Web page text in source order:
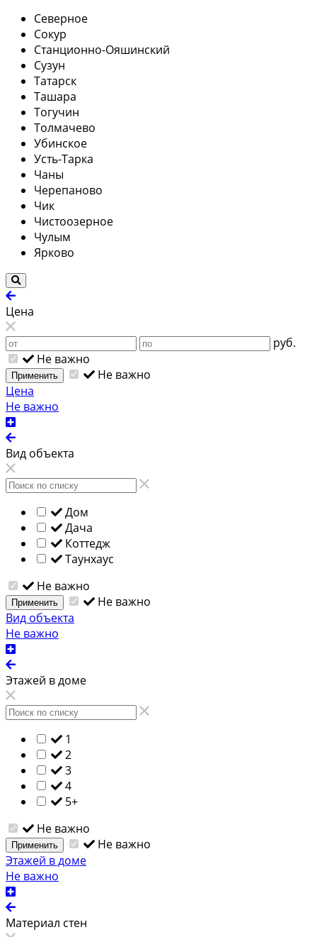
Северное
Сокур
Станционно-Ояшинский
Сузун
Татарск
Ташара
Тогучин
Толмачево
Убинское
Усть-Тарка
Чаны
Черепаново
Чик
Чистоозерное
Чулым
Ярково
Цена
руб.
Не важно
Применить
Не важно
Цена
Не важно
Вид объекта
Дом
Дача
Коттедж
Таунхаус
Не важно
Применить
Не важно
Вид объекта
Не важно
Этажей в доме
1
2
3
4
5+
Не важно
Применить
Не важно
Этажей в доме
Не важно
Материал стен